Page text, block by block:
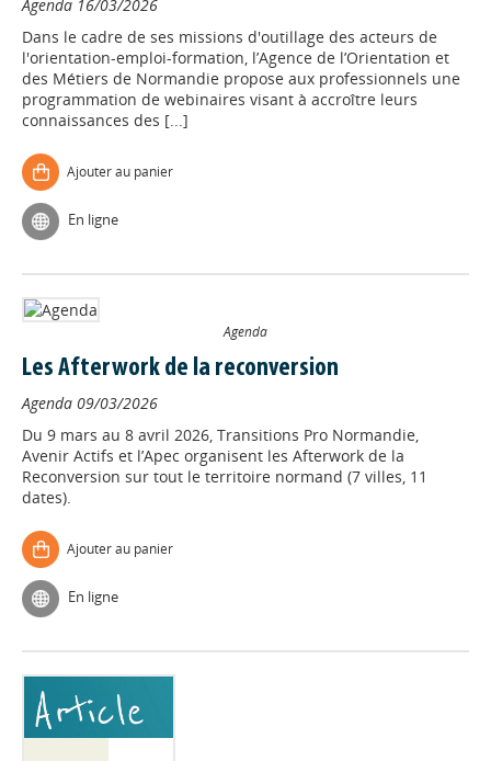
Agenda 16/03/2026
Dans le cadre de ses missions d'outillage des acteurs de
l'orientation-emploi-formation, l’Agence de l’Orientation et
des Métiers de Normandie propose aux professionnels une
programmation de webinaires visant à accroître leurs
connaissances des [...]
Ajouter au panier
En ligne
Agenda
Les Afterwork de la reconversion
Agenda 09/03/2026
Du 9 mars au 8 avril 2026, Transitions Pro Normandie,
Avenir Actifs et l’Apec organisent les Afterwork de la
Reconversion sur tout le territoire normand (7 villes, 11
dates).
Ajouter au panier
En ligne